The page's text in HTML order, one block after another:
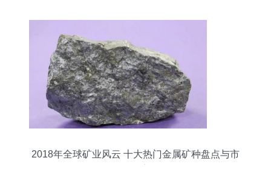
2018年全球矿业风云 十大热门金属矿种盘点与市